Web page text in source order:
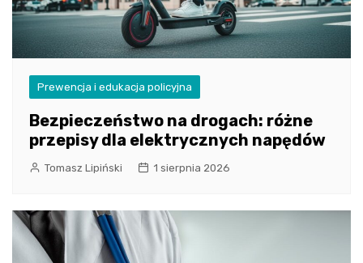
Prewencja i edukacja policyjna
Bezpieczeństwo na drogach: różne
przepisy dla elektrycznych napędów
Tomasz Lipiński 1 sierpnia 2026